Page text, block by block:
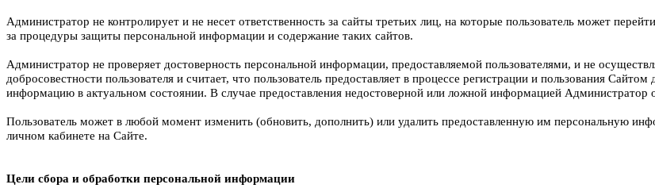
Администратор не контролирует и не несет ответственность за сайты третьих лиц, на которые пользователь может
за процедуры защиты персональной информации и содержание таких сайтов.
Администратор не проверяет достоверность персональной информации, предоставляемой пользователями, и не
добросовестности пользователя и считает, что пользователь предоставляет в процессе регистрации и пользования
информацию в актуальном состоянии. В случае предоставления недостоверной или ложной информацией Администратор
Пользователь может в любой момент изменить (обновить, дополнить) или удалить предоставленную им персональную
личном кабинете на Сайте.
Цели сбора и обработки персональной информации